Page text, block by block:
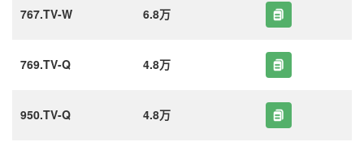
767.TV-W 6.8万
769.TV-Q 4.8万
950.TV-Q 4.8万